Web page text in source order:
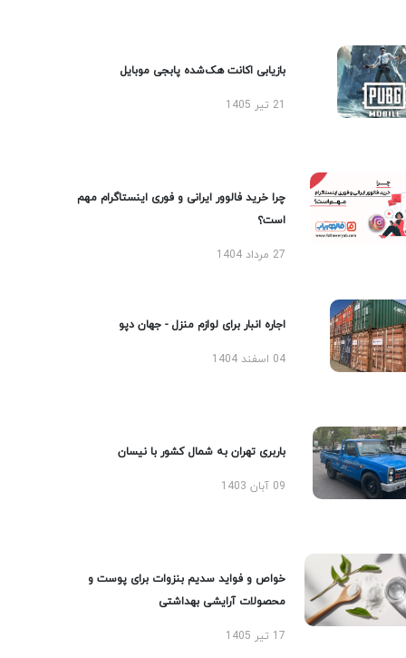
بازیابی اکانت هک‌شده پابجی موبایل
چرا خرید فالوور ایرانی و فوری اینستاگرام مهم
است؟
27 مرداد 1404
اجاره انبار برای لوازم منزل - جهان دپو
04 اسفند 1404
باربری تهران به شمال کشور با نیسان
09 آبان 1403
خواص و فواید سدیم بنزوات برای پوست و
محصولات آرایشی بهداشتی
17 تیر 1405